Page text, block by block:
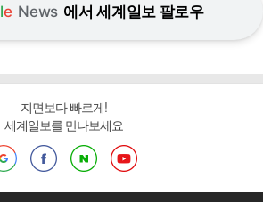
le News 에서 세계일보 팔로우
지면보다 빠르게!
세계일보를 만나보세요